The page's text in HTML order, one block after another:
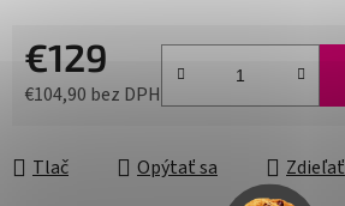
€129
€104,90 bez DPH
Tlač Opýtať sa Zdieľať